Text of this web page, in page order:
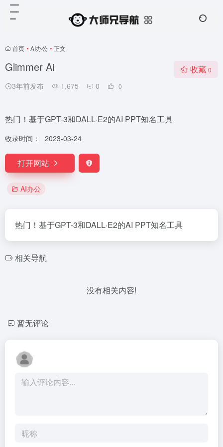
首页 • AI办公 • 正文
Glimmer Ai
3年前发布 1,675 0 0
收藏 0
热门！基于GPT-3和DALL·E2的AI PPT知名工具
收录时间： 2023-03-24
打开网站
AI办公
热门！基于GPT-3和DALL·E2的AI PPT知名工具
相关导航
没有相关内容!
暂无评论